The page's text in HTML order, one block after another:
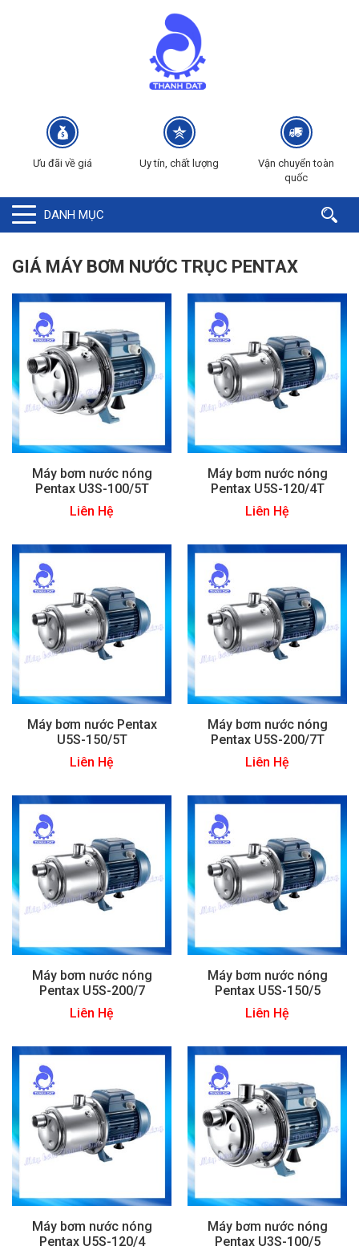
Ưu đãi về giá Uy tín, chất lượng
Vận chuyển toàn
quốc
DANH MỤC
GIÁ MÁY BƠM NƯỚC TRỤC PENTAX
Máy bơm nước nóng
Pentax U3S-100/5T
Liên Hệ
Máy bơm nước nóng
Pentax U5S-120/4T
Liên Hệ
Máy bơm nước Pentax
U5S-150/5T
Liên Hệ
Máy bơm nước nóng
Pentax U5S-200/7T
Liên Hệ
Máy bơm nước nóng
Pentax U5S-200/7
Liên Hệ
Máy bơm nước nóng
Pentax U5S-150/5
Liên Hệ
Máy bơm nước nóng
Pentax U5S-120/4
Máy bơm nước nóng
Pentax U3S-100/5